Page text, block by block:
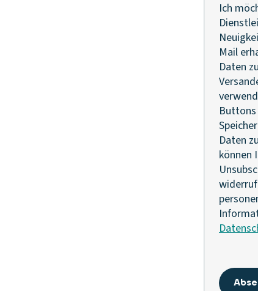
Ich
Mail
Daten
Buttons
Daten
können